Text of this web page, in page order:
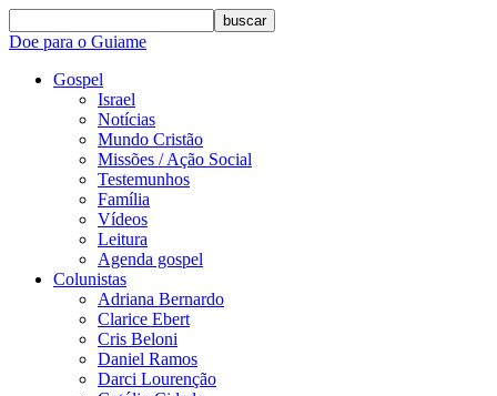
buscar
Doe para o Guiame
Gospel
Israel
Notícias
Mundo Cristão
Missões / Ação Social
Testemunhos
Família
Vídeos
Leitura
Agenda gospel
Colunistas
Adriana Bernardo
Clarice Ebert
Cris Beloni
Daniel Ramos
Darci Lourenção